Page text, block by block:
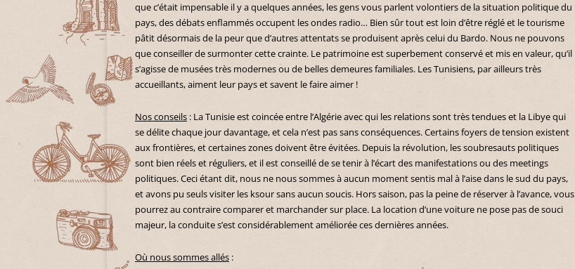
que c’était impensable il y a quelques années, les gens vous parlent volontiers de la situation politique du
pays, des débats enflammés occupent les ondes radio… Bien sûr tout est loin d’être réglé et le tourisme
pâtit désormais de la peur que d’autres attentats se produisent après celui du Bardo. Nous ne pouvons
que conseiller de surmonter cette crainte. Le patrimoine est superbement conservé et mis en valeur, qu’il
s’agisse de musées très modernes ou de belles demeures familiales. Les Tunisiens, par ailleurs très
accueillants, aiment leur pays et savent le faire aimer !
Nos conseils : La Tunisie est coincée entre l’Algérie avec qui les relations sont très tendues et la Libye qui
se délite chaque jour davantage, et cela n’est pas sans conséquences. Certains foyers de tension existent
aux frontières, et certaines zones doivent être évitées. Depuis la révolution, les soubresauts politiques
sont bien réels et réguliers, et il est conseillé de se tenir à l’écart des manifestations ou des meetings
politiques. Ceci étant dit, nous ne nous sommes à aucun moment sentis mal à l’aise dans le sud du pays,
et avons pu seuls visiter les ksour sans aucun soucis. Hors saison, pas la peine de réserver à l’avance, vous
pourrez au contraire comparer et marchander sur place. La location d’une voiture ne pose pas de souci
majeur, la conduite s’est considérablement améliorée ces dernières années.
Où nous sommes allés :